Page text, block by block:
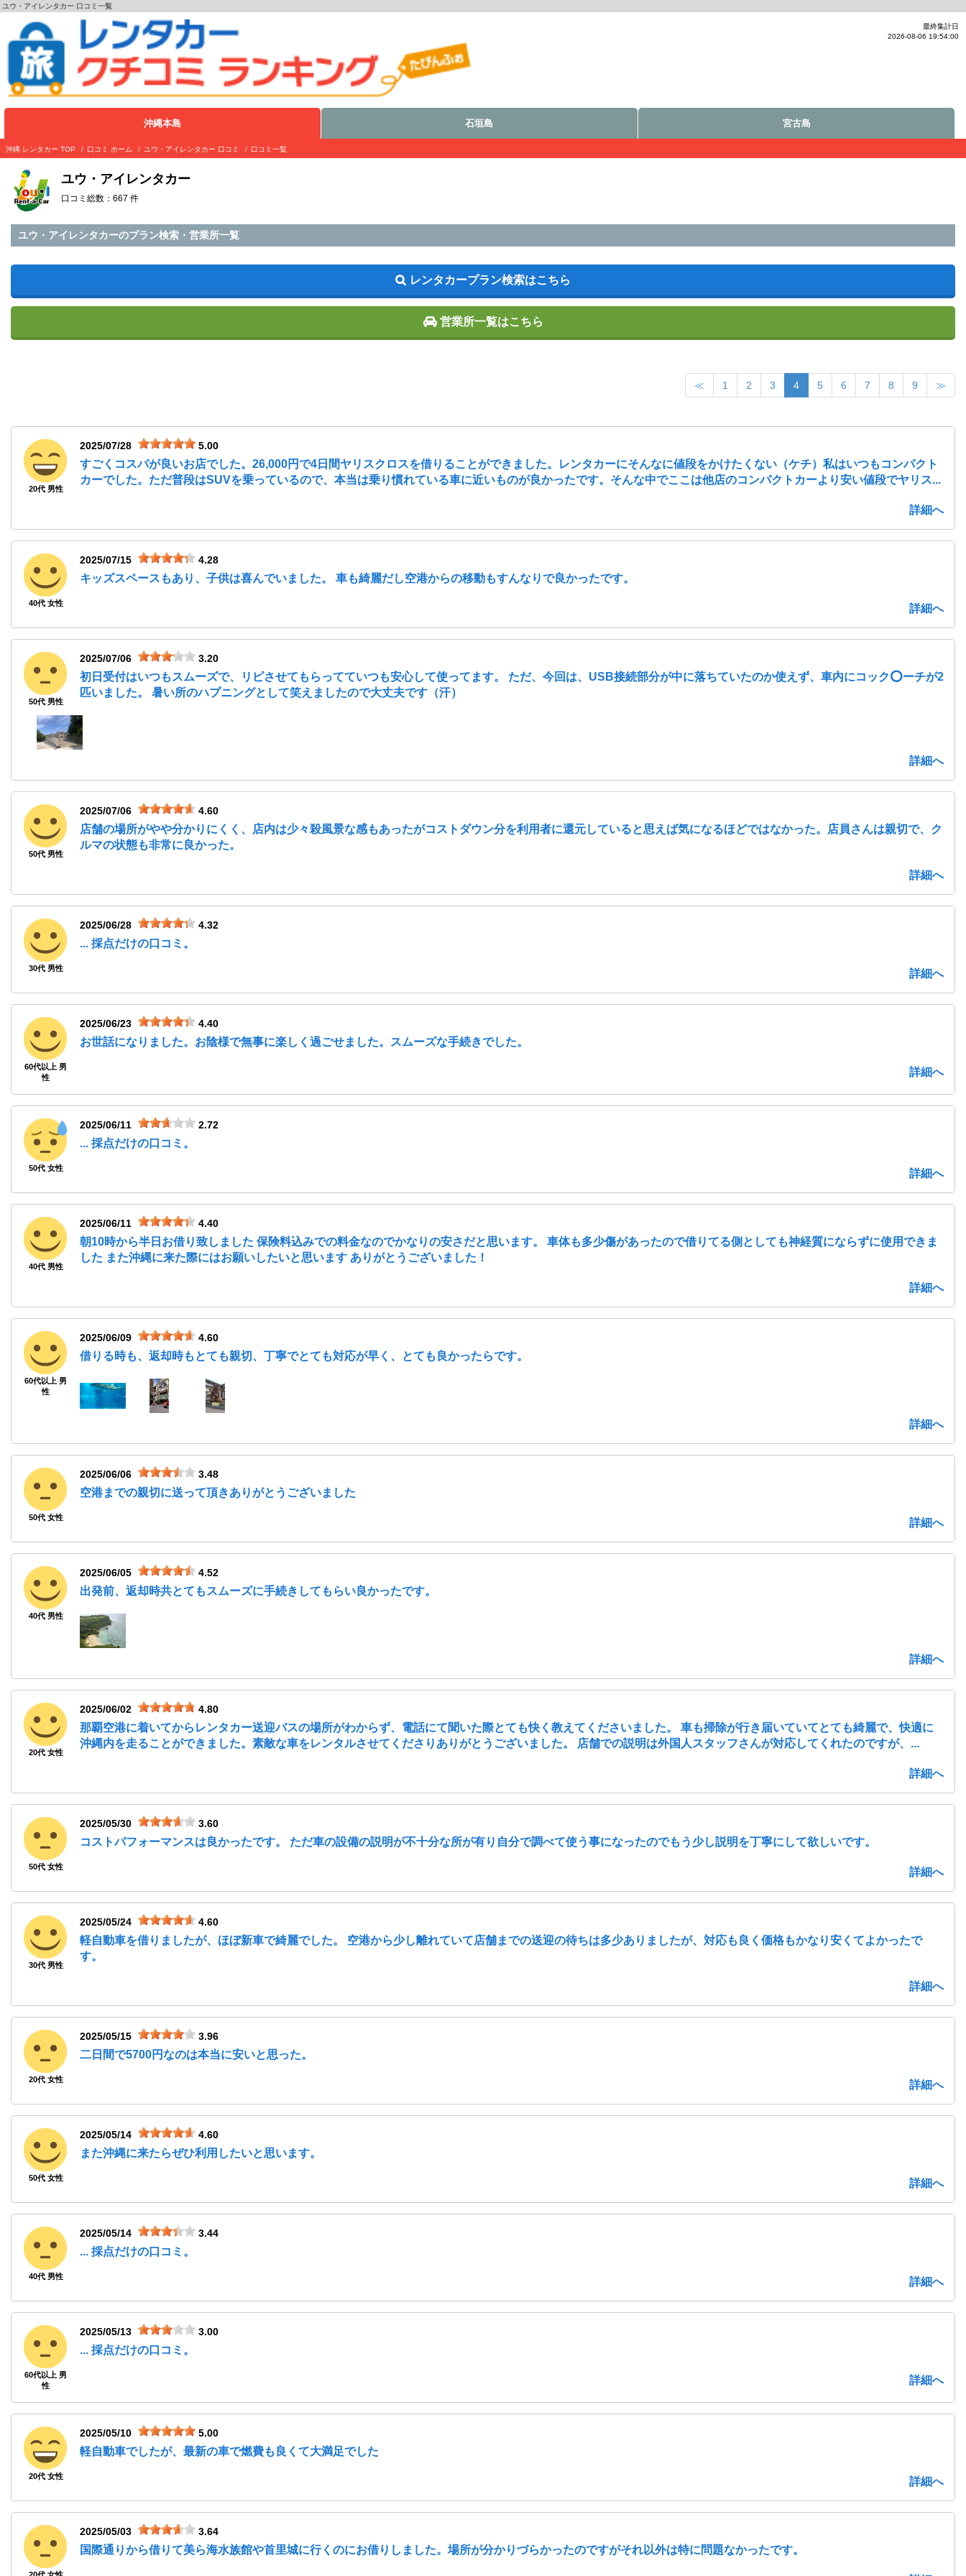
ユウ・アイレンタカー 口コミ一覧
最終集計日
2026-08-06 19:54:00
沖縄本島 石垣島 宮古島
沖縄 レンタカー TOP 口コミ ホーム ユウ・アイレンタカー 口コミ 口コミ一覧
ユウ・アイレンタカー
口コミ総数：667 件
ユウ・アイレンタカーのプラン検索・営業所一覧
レンタカープラン検索はこちら
営業所一覧はこちら
≪ 1 2 3 4 5 6 7 8 9 ≫
20代 男性
2025/07/28 5.00
すごくコスパが良いお店でした。26,000円で4日間ヤリスクロスを借りることができました。レンタカーにそんなに値段をかけたくない（ケチ）私はいつもコンパクト
カーでした。ただ普段はSUVを乗っているので、本当は乗り慣れている車に近いものが良かったです。そんな中でここは他店のコンパクトカーより安い値段でヤリス...
詳細へ
40代 女性
2025/07/15 4.28
キッズスペースもあり、子供は喜んでいました。 車も綺麗だし空港からの移動もすんなりで良かったです。
詳細へ
50代 男性
2025/07/06 3.20
初日受付はいつもスムーズで、リピさせてもらってていつも安心して使ってます。 ただ、今回は、USB接続部分が中に落ちていたのか使えず、車内にコック⭕️ーチが2
匹いました。 暑い所のハプニングとして笑えましたので大丈夫です（汗）
詳細へ
50代 男性
2025/07/06 4.60
店舗の場所がやや分かりにくく、店内は少々殺風景な感もあったがコストダウン分を利用者に還元していると思えば気になるほどではなかった。店員さんは親切で、ク
ルマの状態も非常に良かった。
詳細へ
30代 男性
2025/06/28 4.32
... 採点だけの口コミ。
詳細へ
60代以上 男
性
2025/06/23 4.40
お世話になりました。お陰様で無事に楽しく過ごせました。スムーズな手続きでした。
詳細へ
50代 女性
2025/06/11 2.72
... 採点だけの口コミ。
詳細へ
40代 男性
2025/06/11 4.40
朝10時から半日お借り致しました 保険料込みでの料金なのでかなりの安さだと思います。 車体も多少傷があったので借りてる側としても神経質にならずに使用できま
した また沖縄に来た際にはお願いしたいと思います ありがとうございました！
詳細へ
60代以上 男
性
2025/06/09 4.60
借りる時も、返却時もとても親切、丁寧でとても対応が早く、とても良かったらです。
詳細へ
50代 女性
2025/06/06 3.48
空港までの親切に送って頂きありがとうございました
詳細へ
40代 男性
2025/06/05 4.52
出発前、返却時共とてもスムーズに手続きしてもらい良かったです。
詳細へ
20代 女性
2025/06/02 4.80
那覇空港に着いてからレンタカー送迎バスの場所がわからず、電話にて聞いた際とても快く教えてくださいました。 車も掃除が行き届いていてとても綺麗で、快適に
沖縄内を走ることができました。素敵な車をレンタルさせてくださりありがとうございました。 店舗での説明は外国人スタッフさんが対応してくれたのですが、...
詳細へ
50代 女性
2025/05/30 3.60
コストパフォーマンスは良かったです。 ただ車の設備の説明が不十分な所が有り自分で調べて使う事になったのでもう少し説明を丁寧にして欲しいです。
詳細へ
30代 男性
2025/05/24 4.60
軽自動車を借りましたが、ほぼ新車で綺麗でした。 空港から少し離れていて店舗までの送迎の待ちは多少ありましたが、対応も良く価格もかなり安くてよかったで
す。
詳細へ
20代 女性
2025/05/15 3.96
二日間で5700円なのは本当に安いと思った。
詳細へ
50代 女性
2025/05/14 4.60
また沖縄に来たらぜひ利用したいと思います。
詳細へ
40代 男性
2025/05/14 3.44
... 採点だけの口コミ。
詳細へ
60代以上 男
性
2025/05/13 3.00
... 採点だけの口コミ。
詳細へ
20代 女性
2025/05/10 5.00
軽自動車でしたが、最新の車で燃費も良くて大満足でした
詳細へ
2025/05/03 3.64
国際通りから借りて美ら海水族館や首里城に行くのにお借りしました。場所が分かりづらかったのですがそれ以外は特に問題なかったです。